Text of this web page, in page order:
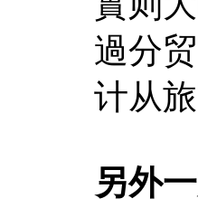
過分
计从
另外